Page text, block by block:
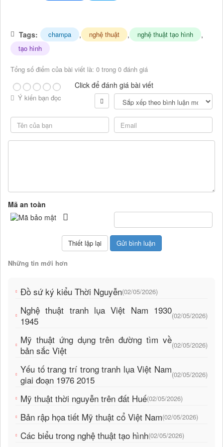
Tags: champa , nghệ thuật , nghệ thuật tạo hình ,
tạo hình
Tổng số điểm của bài viết là: 0 trong 0 đánh giá
Click để đánh giá bài viết
Ý kiến bạn đọc
Mã an toàn
Những tin mới hơn
Đồ sứ ký kiểu Thời Nguyễn(02/05/2026)
Nghệ thuật tranh lụa Việt Nam 1930
1945
(02/05/2026)
Mỹ thuật ứng dụng trên đường tìm về
bản sắc Việt
(02/05/2026)
Yếu tố trang trí trong tranh lụa Việt Nam
giai đoạn 1976 2015
(02/05/2026)
Mỹ thuật thời nguyễn trên đất Huế(02/05/2026)
Bản rập họa tiết Mỹ thuật cổ Việt Nam(02/05/2026)
Các biểu trong nghệ thuật tạo hình(02/05/2026)